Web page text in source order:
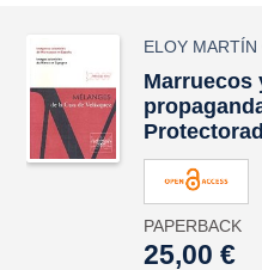
ELOY
Marruecos
PAPERBACK
25,00 €